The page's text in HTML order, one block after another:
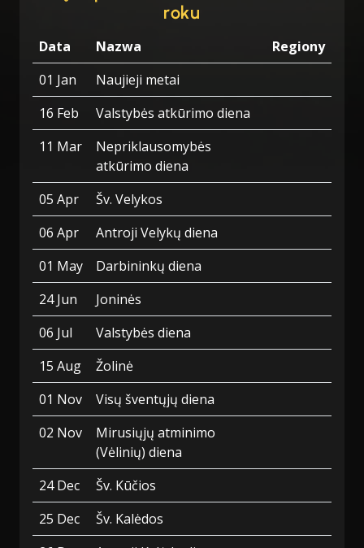
roku
Data Nazwa
Regiony
01 Jan
Naujieji metai
16 Feb
Valstybės atkūrimo diena
11 Mar
Nepriklausomybės
atkūrimo diena
05 Apr
Šv. Velykos
06 Apr
Antroji Velykų diena
01 May
Darbininkų diena
24 Jun
Joninės
06 Jul
Valstybės diena
15 Aug
Žolinė
01 Nov
Visų šventųjų diena
02 Nov
Mirusiųjų atminimo
(Vėlinių) diena
24 Dec
Šv. Kūčios
25 Dec
Šv. Kalėdos